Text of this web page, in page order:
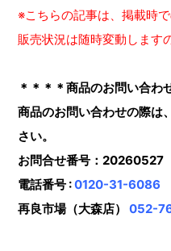
※こちらの記事は、掲載時で
販売状況は随時変動します
＊＊＊＊商品のお問い合わ
商品のお問い合わせの際は
さい。
お問合せ番号：20260527
電話番号 :0120-31-6086
再良市場（大森店）052-